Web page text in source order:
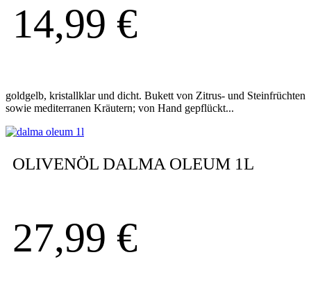
14,99 €
goldgelb, kristallklar und dicht. Bukett von Zitrus- und Steinfrüchten
sowie mediterranen Kräutern; von Hand gepflückt...
OLIVENÖL DALMA OLEUM 1L
27,99 €